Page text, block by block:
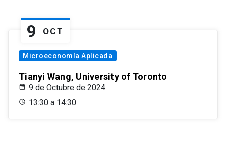
9 OCT
Microeconomía Aplicada
Tianyi Wang, University of Toronto
9 de Octubre de 2024
13:30 a 14:30